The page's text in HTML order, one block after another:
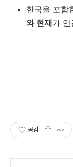
한국을 포함
와 현재가
공감